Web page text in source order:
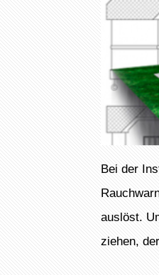
Bei der
auslöst.
ziehen,